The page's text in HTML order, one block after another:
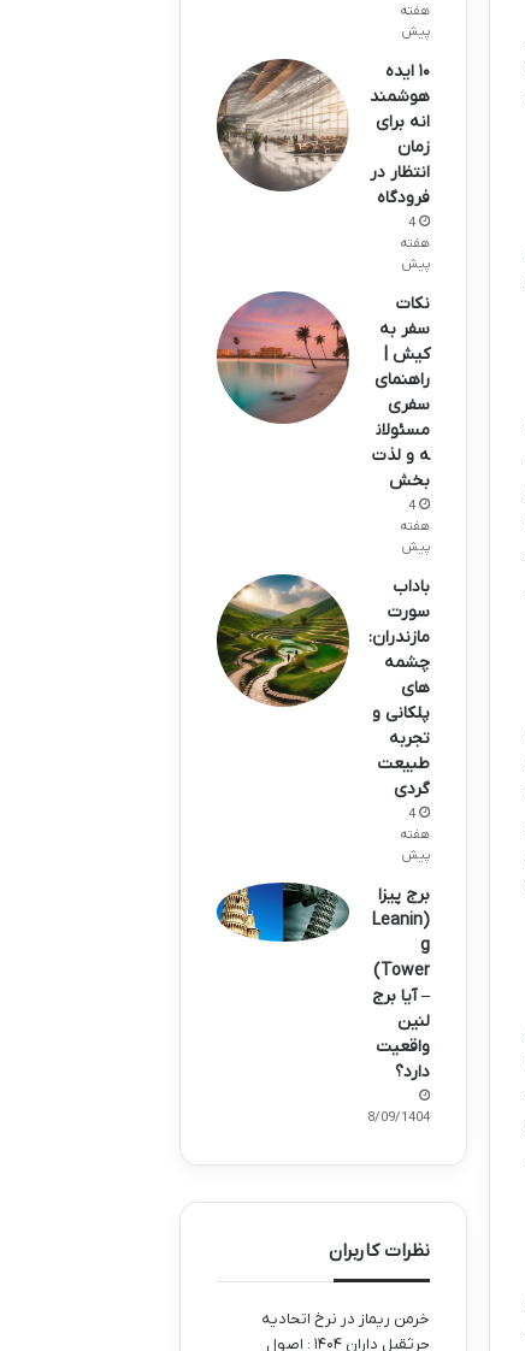
هفته
پیش
۱۰ ایده
هوشمند
انه برای
زمان
انتظار در
فرودگاه
4
هفته
پیش
نکات
سفر به
کیش |
راهنمای
سفری
مسئولان
ه و لذت
بخش
4
هفته
پیش
باداب
سورت
مازندران:
چشمه
های
پلکانی و
تجربه
طبیعت
گردی
4
هفته
پیش
برج پیزا
(Leanin
g
Tower)
– آیا برج
لنین
واقعیت
دارد؟
28/09/1404
نظرات کاربران
خرمن ریماز در نرخ اتحادیه
جرثقیل داران ۱۴۰۴ : اصول